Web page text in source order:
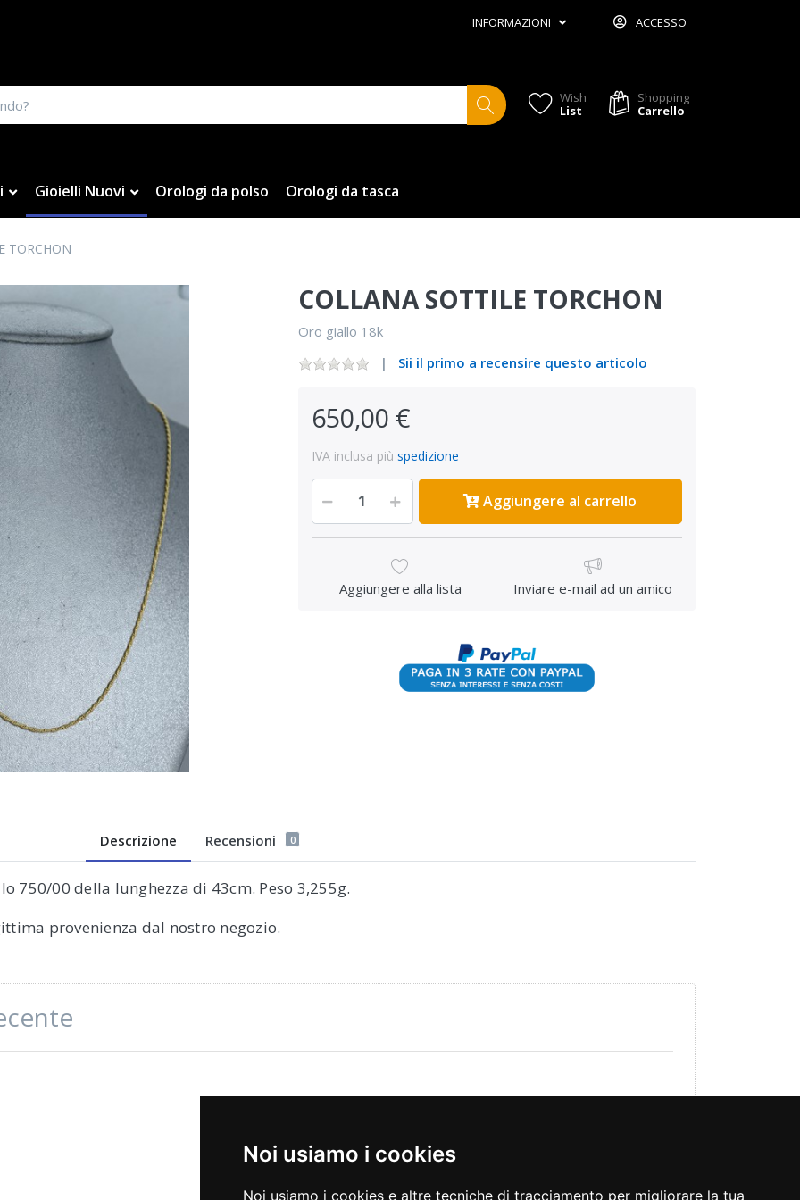
Noi usiamo i cookies
Noi usiamo i cookies e altre tecniche di tracciamento per migliorare la tua
INFORMAZIONI ACCESSO
Wish
List
Shopping
Carrello
Gioielli Nuovi Orologi da polso Orologi da tasca
TORCHON
COLLANA SOTTILE TORCHON
Oro giallo 18k
Sii il primo a recensire questo articolo
650,00 €
IVA inclusa più spedizione
Aggiungere al carrello
Aggiungere alla lista Inviare e-mail ad un amico
Descrizione Recensioni 0
750/00 della lunghezza di 43cm. Peso 3,255g.
provenienza dal nostro negozio.